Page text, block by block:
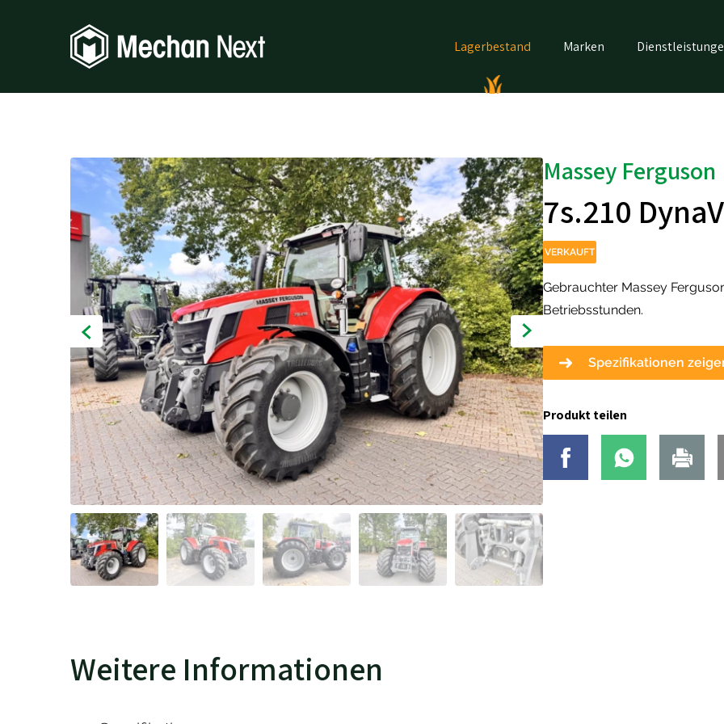
Lagerbestand Marken
Massey Ferguson
7s.210
VERKAUFT
Gebrauchter Massey
Betriebsstunden.
Spezifikationen
Produkt teilen
Weitere Informationen